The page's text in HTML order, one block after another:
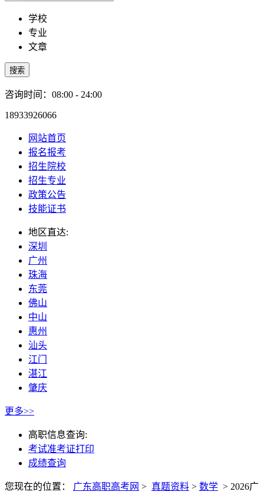
学校
专业
文章
搜索
咨询时间：08:00 - 24:00
18933926066
网站首页
报名报考
招生院校
招生专业
政策公告
技能证书
地区直达:
深圳
广州
珠海
东莞
佛山
中山
惠州
汕头
江门
湛江
肇庆
更多>>
高职信息查询:
考试准考证打印
成绩查询
您现在的位置： 广东高职高考网 > 真题资料 > 数学 > 2026广